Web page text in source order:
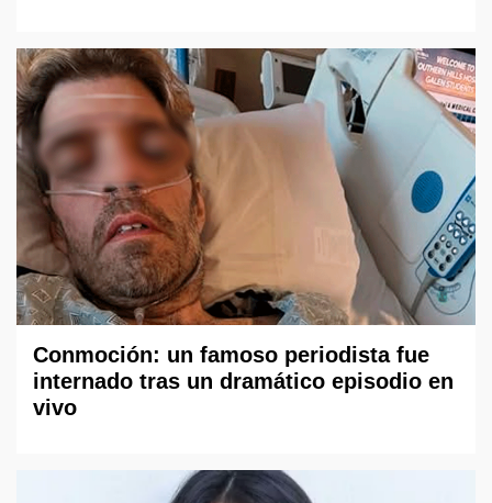
Conmoción: un famoso periodista fue
internado tras un dramático episodio en
vivo